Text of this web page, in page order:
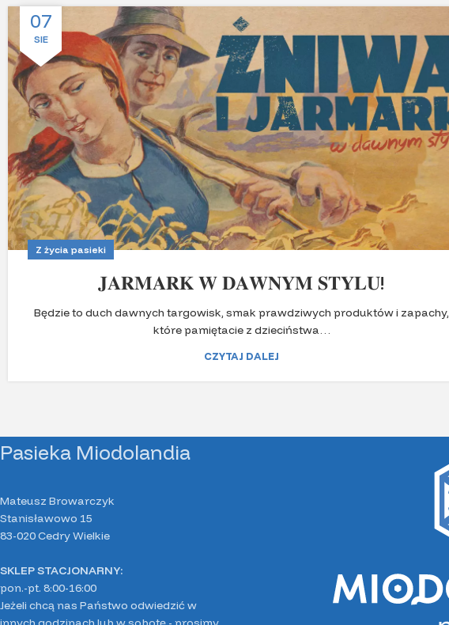
07
SIE
Z życia pasieki
𝐉𝐀𝐑𝐌𝐀𝐑𝐊 𝐖 𝐃𝐀𝐖𝐍𝐘𝐌 𝐒𝐓𝐘𝐋𝐔!
Będzie to duch dawnych targowisk, smak prawdziwych produktów i zapachy,
które pamiętacie z dzieciństwa…
CZYTAJ DALEJ
Pasieka Miodolandia
Mateusz Browarczyk
Stanisławowo 15
83-020 Cedry Wielkie
SKLEP STACJONARNY:
pon.-pt. 8:00-16:00
Jeżeli chcą nas Państwo odwiedzić w